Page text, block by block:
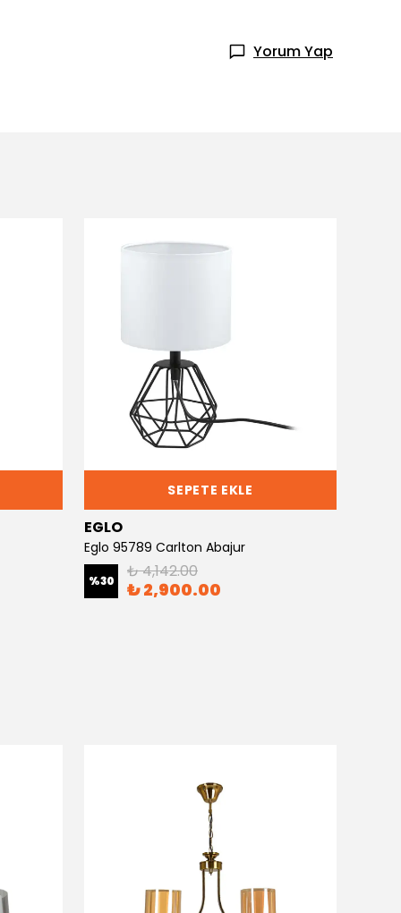
Yorum Yap
SEPETE EKLE
EGLO
Eglo 95789 Carlton Abajur
%30 ₺ 4,142.00
₺ 2,900.00